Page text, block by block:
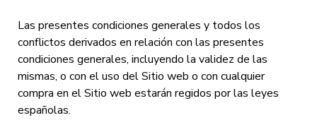
Las presentes condiciones generales y todos los
conflictos derivados en relación con las presentes
condiciones generales, incluyendo la validez de las
mismas, o con el uso del Sitio web o con cualquier
compra en el Sitio web estarán regidos por las leyes
españolas.